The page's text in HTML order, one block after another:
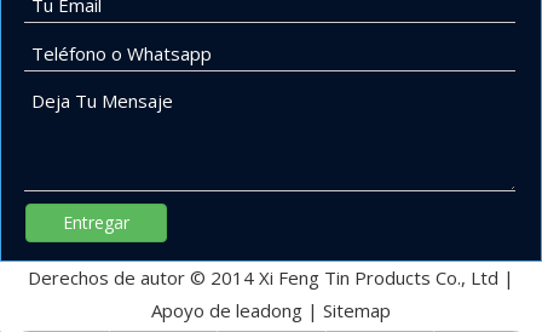
Entregar
Derechos de autor © 2014 Xi Feng Tin Products Co., Ltd |
Apoyo de leadong | Sitemap